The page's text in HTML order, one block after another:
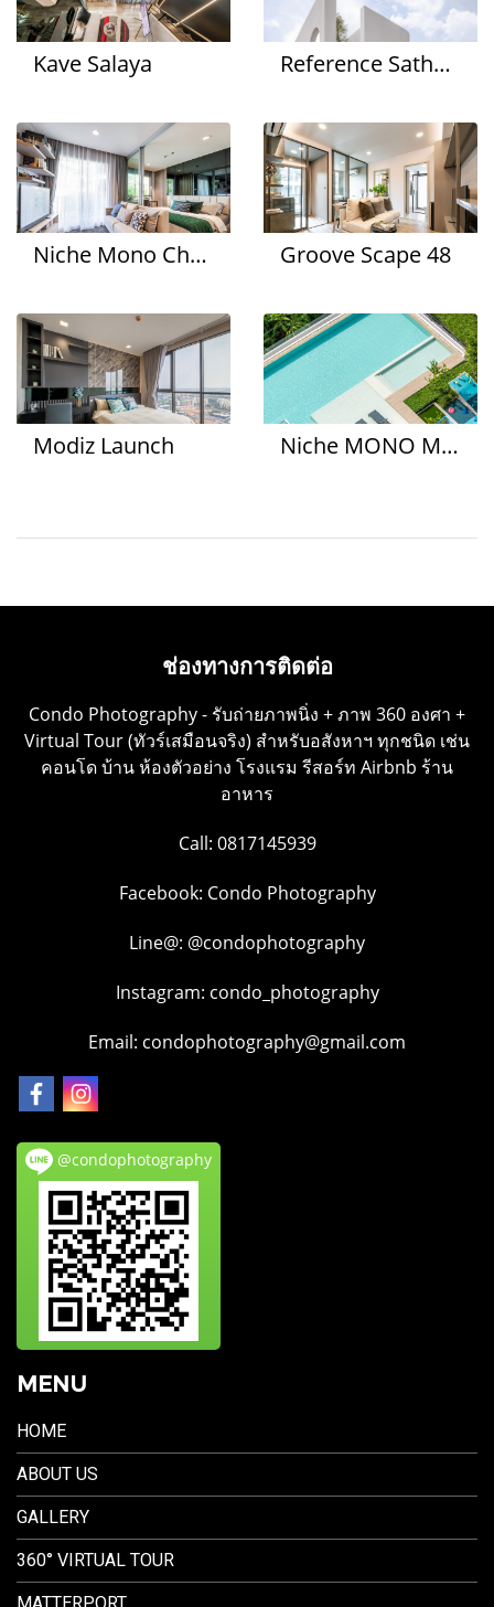
Kave Salaya Reference Sathorn - Wongwianyai
Niche Mono Chaengwatthana Groove Scape 48
Modiz Launch Niche MONO Mega Space Bangna
ช่องทางการติดต่อ
Condo Photography - รับถ่ายภาพนิ่ง + ภาพ 360 องศา +
Virtual Tour (ทัวร์เสมือนจริง) สำหรับอสังหาฯ ทุกชนิด เช่น
คอนโด บ้าน ห้องตัวอย่าง โรงแรม รีสอร์ท Airbnb ร้าน
อาหาร
Call: 0817145939
Facebook: Condo Photography
Line@: @condophotography
Instagram: condo_photography
Email: condophotography@gmail.com
@condophotography
MENU
HOME
ABOUT US
GALLERY
360° VIRTUAL TOUR
MATTERPORT